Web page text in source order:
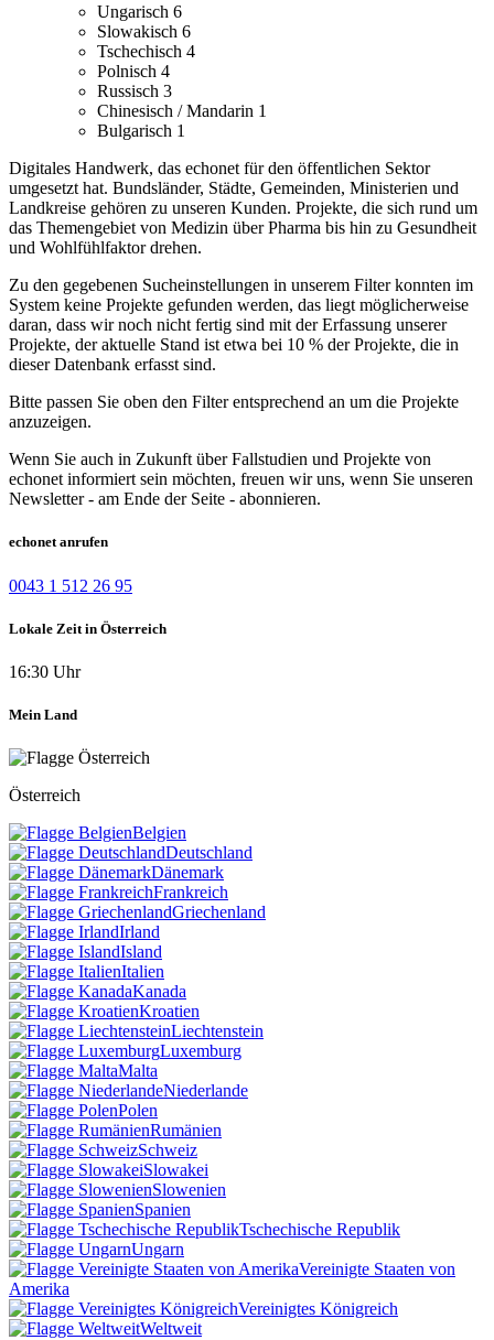
Ungarisch 6
Slowakisch 6
Tschechisch 4
Polnisch 4
Russisch 3
Chinesisch / Mandarin 1
Bulgarisch 1
Digitales Handwerk, das echonet für den öffentlichen Sektor
umgesetzt hat. Bundsländer, Städte, Gemeinden, Ministerien und
Landkreise gehören zu unseren Kunden. Projekte, die sich rund um
das Themengebiet von Medizin über Pharma bis hin zu Gesundheit
und Wohlfühlfaktor drehen.
Zu den gegebenen Sucheinstellungen in unserem Filter konnten im
System keine Projekte gefunden werden, das liegt möglicherweise
daran, dass wir noch nicht fertig sind mit der Erfassung unserer
Projekte, der aktuelle Stand ist etwa bei 10 % der Projekte, die in
dieser Datenbank erfasst sind.
Bitte passen Sie oben den Filter entsprechend an um die Projekte
anzuzeigen.
Wenn Sie auch in Zukunft über Fallstudien und Projekte von
echonet informiert sein möchten, freuen wir uns, wenn Sie unseren
Newsletter - am Ende der Seite - abonnieren.
echonet anrufen
0043 1 512 26 95
Lokale Zeit in Österreich
16:30 Uhr
Mein Land
Österreich
Belgien
Deutschland
Dänemark
Frankreich
Griechenland
Irland
Island
Italien
Kanada
Kroatien
Liechtenstein
Luxemburg
Malta
Niederlande
Polen
Rumänien
Schweiz
Slowakei
Slowenien
Spanien
Tschechische Republik
Ungarn
Vereinigte Staaten von
Amerika
Vereinigtes Königreich
Weltweit